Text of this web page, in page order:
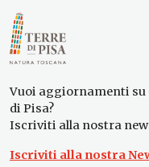
Vuoi aggiornamenti su
di Pisa?
Iscriviti alla nostra
Iscriviti alla nostra